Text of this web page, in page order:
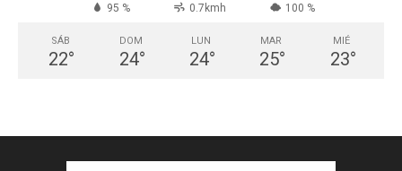
95 % 0.7kmh 100 %
SÁB
22°
DOM
24°
LUN
24°
MAR
25°
MIÉ
23°